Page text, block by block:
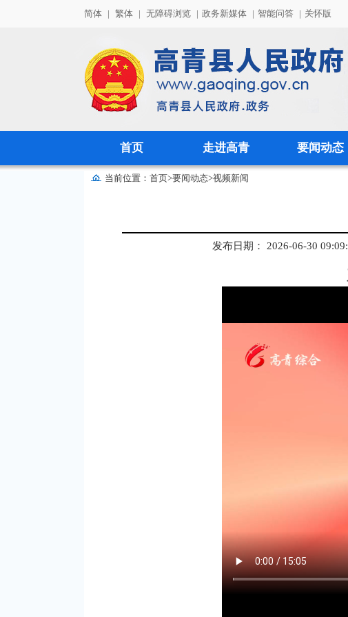
简体 | 繁体 | 无障碍浏览 | 政务新媒体 | 智能问答 | 关怀版
首页 走进高青 要闻动态
当前位置： 首页>要闻动态>视频新闻
发布日期： 2026-06-30